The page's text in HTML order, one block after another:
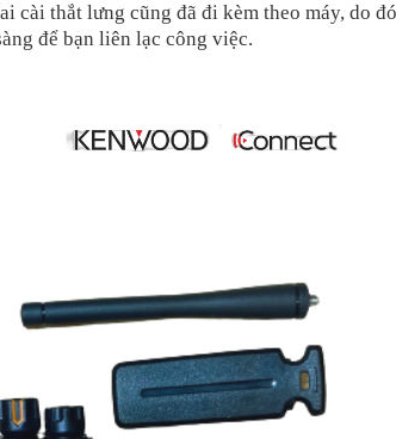
cài thắt lưng cũng đã đi kèm theo máy, do
để bạn liên lạc công việc.